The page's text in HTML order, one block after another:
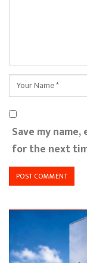
Save my
for the next